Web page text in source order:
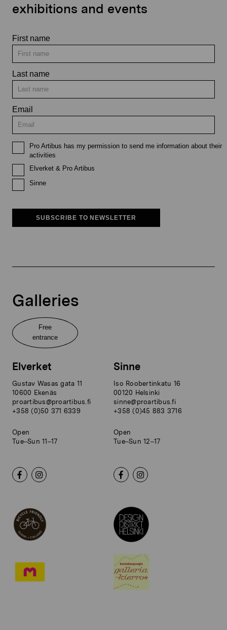
exhibitions and events
First name
Last name
Email
Pro Artibus has my permission to send me information about their
activities
Elverket & Pro Artibus
Sinne
SUBSCRIBE TO NEWSLETTER
Galleries
Free
entrance
Elverket
Gustav Wasas gata 11
10600 Ekenäs
proartibus@proartibus.fi
+358 (0)50 371 6339
Open
Tue–Sun 11–17
Sinne
Iso Roobertinkatu 16
00120 Helsinki
sinne@proartibus.fi
+358 (0)45 883 3716
Open
Tue–Sun 12–17